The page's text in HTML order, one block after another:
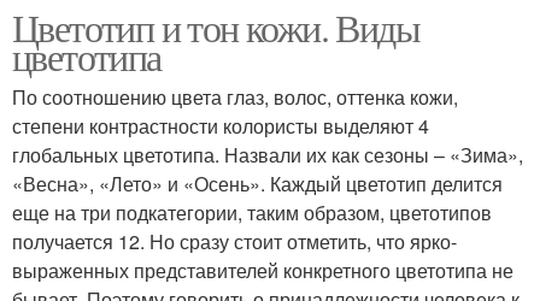
Цветотип и тон кожи. Виды
цветотипа
По соотношению цвета глаз, волос, оттенка кожи,
степени контрастности колористы выделяют 4
глобальных цветотипа. Назвали их как сезоны – «Зима»,
«Весна», «Лето» и «Осень». Каждый цветотип делится
еще на три подкатегории, таким образом, цветотипов
получается 12. Но сразу стоит отметить, что ярко-
выраженных представителей конкретного цветотипа не